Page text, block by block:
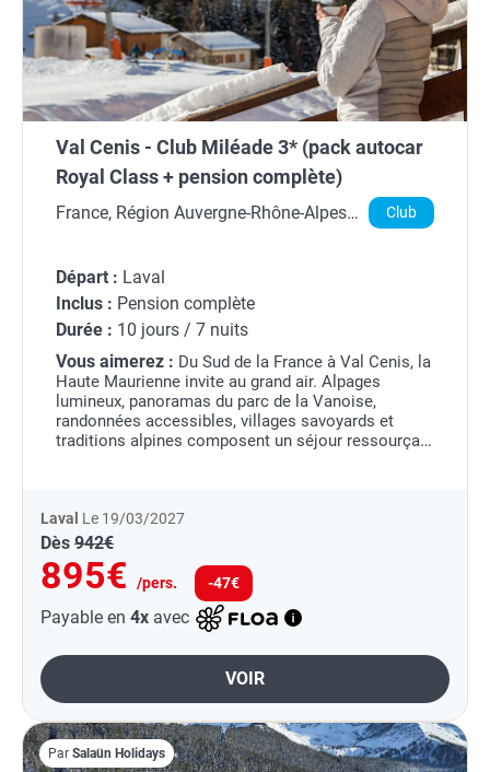
Val Cenis - Club Miléade 3* (pack autocar
Royal Class + pension complète)
France, Région Auvergne-Rhône-Alpes,
Club
Départ : Laval
Inclus : Pension complète
Durée : 10 jours / 7 nuits
Vous aimerez : Du Sud de la France à Val Cenis, la
Haute Maurienne invite au grand air. Alpages
lumineux, panoramas du parc de la Vanoise,
randonnées accessibles, villages savoyards et
traditions alpines composent un séjour ressourçant
Laval Le 19/03/2027
Dès 942€
895€ /pers. -47€
Payable en 4x avec
VOIR
Par Salaün Holidays